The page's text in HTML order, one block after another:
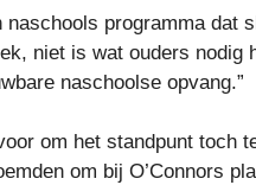
naschools programma dat
niet is wat ouders nodig
naschoolse opvang.”
om het standpunt toch
om bij O’Connors